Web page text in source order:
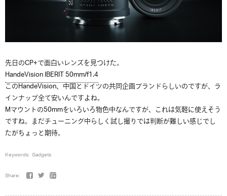
先日のCP+で面白いレンズを見つけた。
HandeVision IBERIT 50mm/f1.4
このHandeVision、中国とドイツの共同企画ブランドらしいのですが、ラ
インナップ全て安いんですよね。
Mマウントの50mmをいろいろ物色中なんですが、これは気軽に使えそう
ですね。まだチューニング中らしく試し撮りでは判断が難しい感じでし
たがちょっと期待。
Keywords: Gadgets
Share: